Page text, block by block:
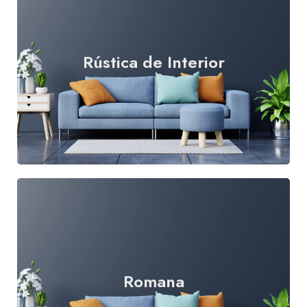
Rústica de Interior
Leer más
Romana
Leer más